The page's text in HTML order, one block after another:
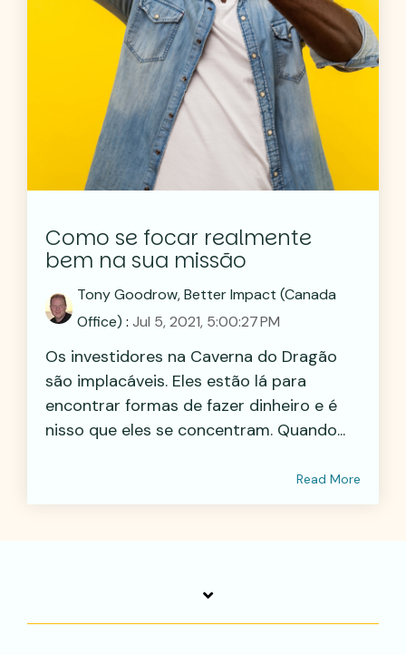
Como se focar realmente
bem na sua missão
Tony Goodrow, Better Impact (Canada
Office) : Jul 5, 2021, 5:00:27 PM
Os investidores na Caverna do Dragão
são implacáveis. Eles estão lá para
encontrar formas de fazer dinheiro e é
nisso que eles se concentram. Quando...
Read More